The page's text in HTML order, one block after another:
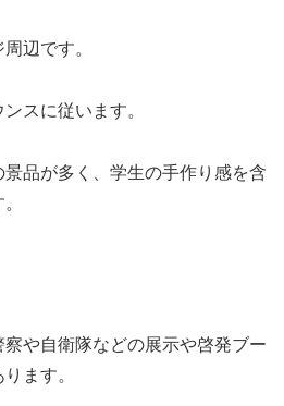
辺です。
スに従います。
景品が多く、学生の手作り感を含
察や自衛隊などの展示や啓発ブー
ます。